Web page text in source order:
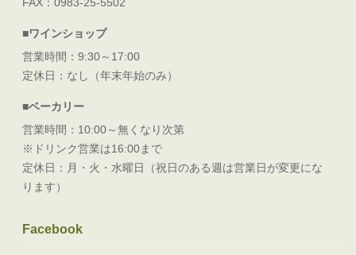
■ワインショップ
営業時間：9:30～17:00
定休日：なし（年末年始のみ）
■ベーカリー
営業時間：10:00～無くなり次第
※ドリンク営業は16:00まで
定休日：月・火・水曜日（祝日のある週は営業日が変更にな
ります）
Facebook